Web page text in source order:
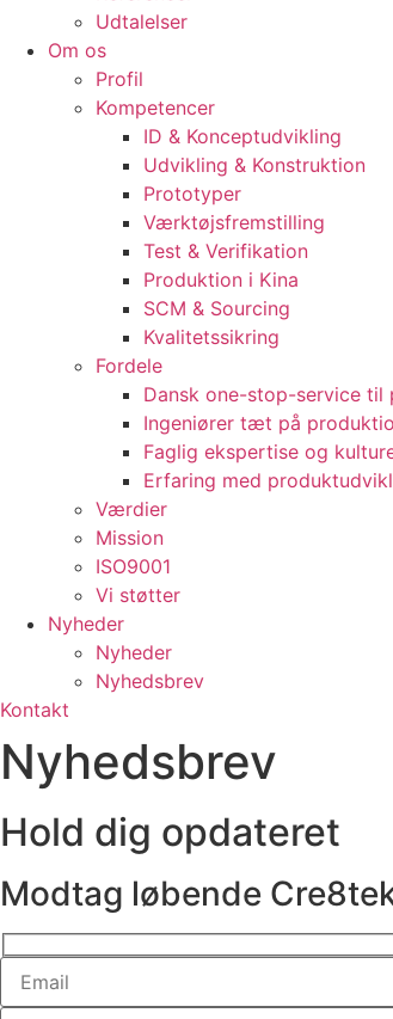
Udtalelser
Om os
Profil
Kompetencer
ID & Konceptudvikling
Udvikling & Konstruktion
Prototyper
Værktøjsfremstilling
Test & Verifikation
Produktion i Kina
SCM & Sourcing
Kvalitetssikring
Fordele
Dansk one-stop-service til
Ingeniører tæt på
Faglig ekspertise og
Erfaring med
Værdier
Mission
ISO9001
Vi støtter
Nyheder
Nyheder
Nyhedsbrev
Kontakt
Nyhedsbrev
Hold dig opdateret
Modtag løbende